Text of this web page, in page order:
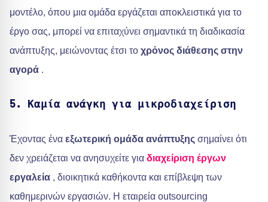
μοντέλο, όπου μια ομάδα εργάζεται αποκλειστικά για το
έργο σας, μπορεί να επιταχύνει σημαντικά τη διαδικασία
ανάπτυξης, μειώνοντας έτσι το χρόνος διάθεσης στην
αγορά .
5. Καμία ανάγκη για μικροδιαχείριση
Έχοντας ένα εξωτερική ομάδα ανάπτυξης σημαίνει ότι
δεν χρειάζεται να ανησυχείτε για διαχείριση έργων
εργαλεία , διοικητικά καθήκοντα και επίβλεψη των
καθημερινών εργασιών. Η εταιρεία outsourcing